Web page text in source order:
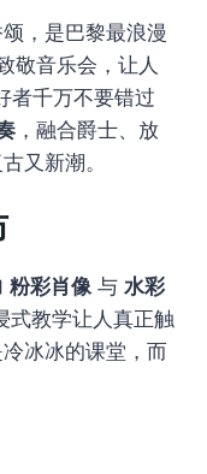
，是巴黎最浪漫
敬音乐会，让人
者千万不要错过
，融合爵士、放
又新潮。
粉彩肖像与 水彩
式教学让人真正触
冰冰的课堂，而